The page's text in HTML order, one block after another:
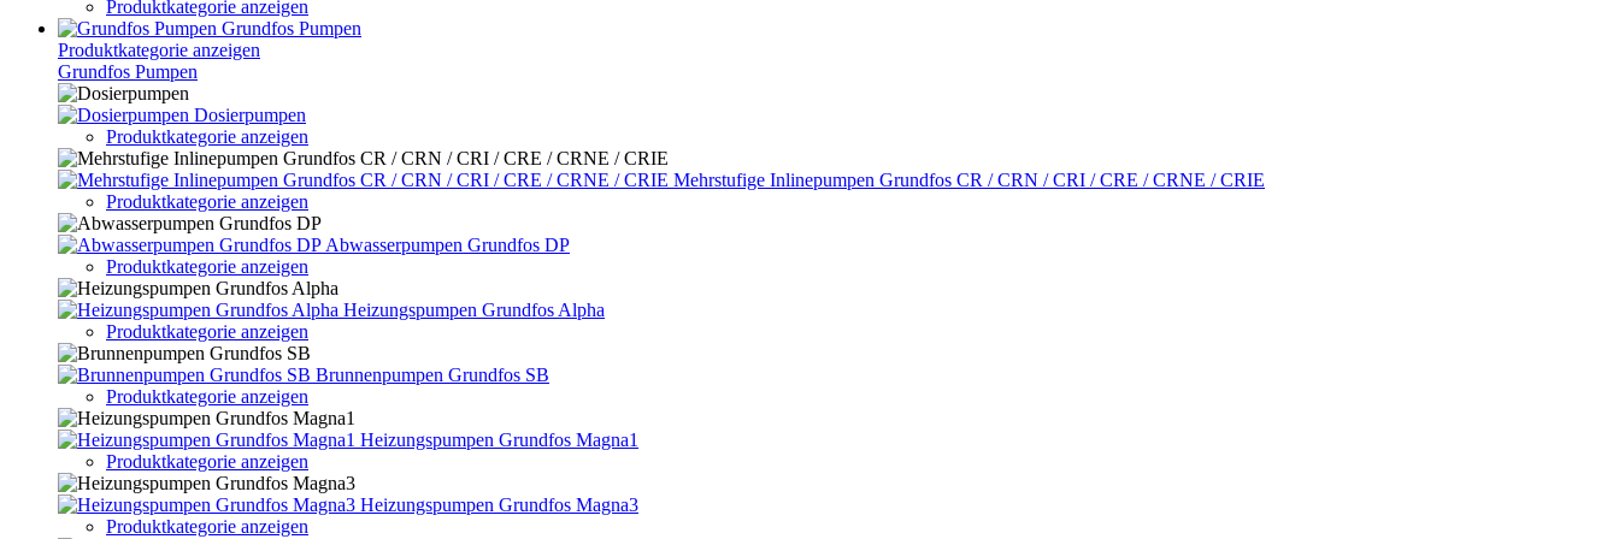
Produktkategorie anzeigen
Grundfos Pumpen
Produktkategorie anzeigen
Grundfos Pumpen
Dosierpumpen
Produktkategorie anzeigen
Mehrstufige Inlinepumpen Grundfos CR / CRN / CRI / CRE / CRNE / CRIE
Produktkategorie anzeigen
Abwasserpumpen Grundfos DP
Produktkategorie anzeigen
Heizungspumpen Grundfos Alpha
Produktkategorie anzeigen
Brunnenpumpen Grundfos SB
Produktkategorie anzeigen
Heizungspumpen Grundfos Magna1
Produktkategorie anzeigen
Heizungspumpen Grundfos Magna3
Produktkategorie anzeigen